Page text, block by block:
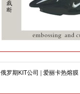
俄罗期KIT公司 爱丽卡热熔膜|